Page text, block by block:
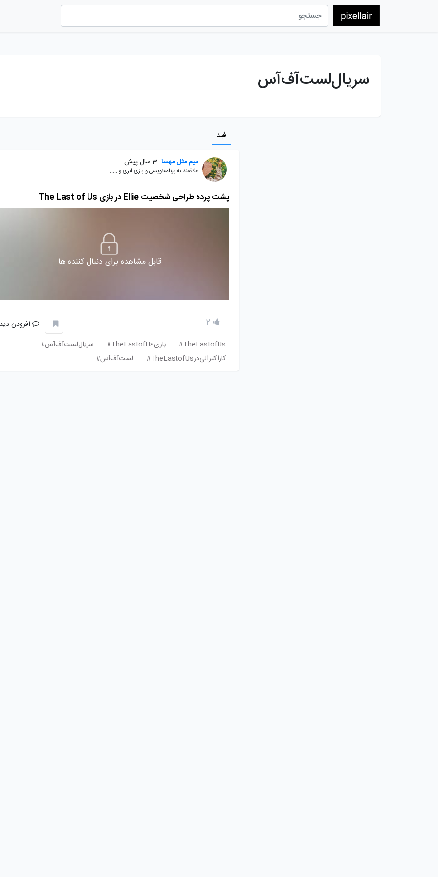
سریال‌لست‌آف‌آس
فید
میم مثل مهسا 3 سال پیش
علاقمند به برنامه‌نویسی و بازی ابری و .....
پشت پرده طراحی شخصیت Ellie در بازی The Last of Us
قابل مشاهده برای دنبال کننده ها
2
افزودن
TheLastofUs#
بازیTheLastofUs#
سریال‌لست‌آف‌آس#
کاراکتر‌الی‌در‌TheLastofUs#
لست‌آف‌آس#